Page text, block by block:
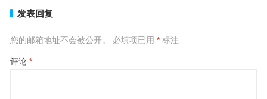
发表回复
您的邮箱地址不会被公开。 必填项已用 *标注
评论 *